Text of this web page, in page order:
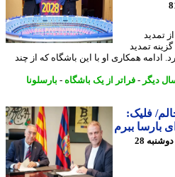
سال 2028 با گزینه تمدید
همکاری او با این باشگاه که از چند
-فراتر از یک باشگاه-بارسلونا
فلیک:
ببرم
81 روز پیش - دوشنبه 28